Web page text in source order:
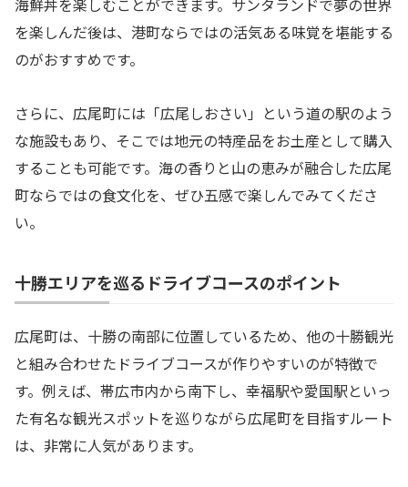
海鮮丼を楽しむことができます。サンタランドで夢の世界
を楽しんだ後は、港町ならではの活気ある味覚を堪能する
のがおすすめです。
さらに、広尾町には「広尾しおさい」という道の駅のよう
な施設もあり、そこでは地元の特産品をお土産として購入
することも可能です。海の香りと山の恵みが融合した広尾
町ならではの食文化を、ぜひ五感で楽しんでみてくださ
い。
十勝エリアを巡るドライブコースのポイント
広尾町は、十勝の南部に位置しているため、他の十勝観光
と組み合わせたドライブコースが作りやすいのが特徴で
す。例えば、帯広市内から南下し、幸福駅や愛国駅といっ
た有名な観光スポットを巡りながら広尾町を目指すルート
は、非常に人気があります。